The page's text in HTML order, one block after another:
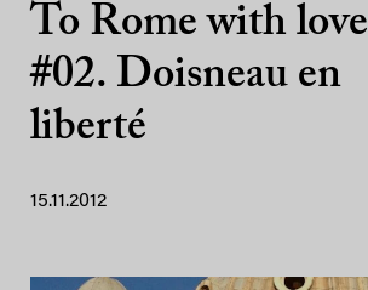
To Rome with love
#02. Doisneau en
liberté
15.11.2012